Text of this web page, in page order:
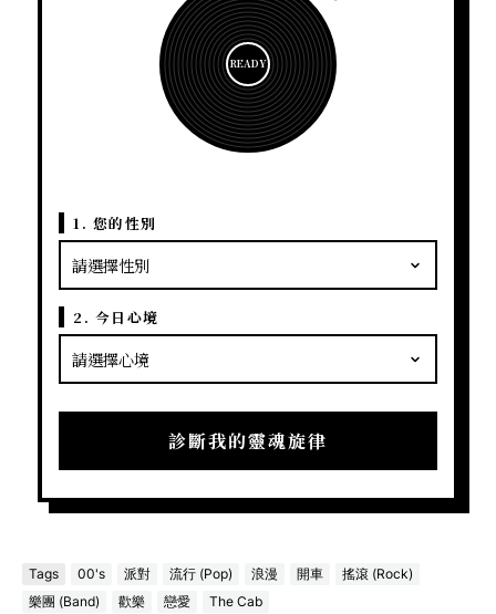
READY
1. 您的性別
2. 今日心境
診斷我的靈魂旋律
Tags 00's 派對 流行 (Pop) 浪漫 開車
搖滾 (Rock)
樂團 (Band)
歡樂 戀愛 The Cab